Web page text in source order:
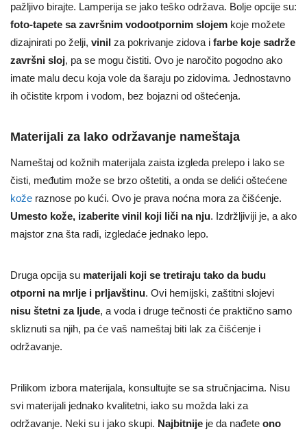
pažljivo birajte. Lamperija se jako teško održava. Bolje opcije su:
foto-tapete sa završnim vodootpornim slojem koje možete
dizajnirati po želji, vinil za pokrivanje zidova i farbe koje sadrže
završni sloj, pa se mogu čistiti. Ovo je naročito pogodno ako
imate malu decu koja vole da šaraju po zidovima. Jednostavno
ih očistite krpom i vodom, bez bojazni od oštećenja.
Materijali za lako održavanje nameštaja
Nameštaj od kožnih materijala zaista izgleda prelepo i lako se
čisti, međutim može se brzo oštetiti, a onda se delići oštećene
kože raznose po kući. Ovo je prava noćna mora za čišćenje.
Umesto kože, izaberite vinil koji liči na nju. Izdržljiviji je, a ako
majstor zna šta radi, izgledaće jednako lepo.
Druga opcija su materijali koji se tretiraju tako da budu
otporni na mrlje i prljavštinu. Ovi hemijski, zaštitni slojevi
nisu štetni za ljude, a voda i druge tečnosti će praktično samo
skliznuti sa njih, pa će vaš nameštaj biti lak za čišćenje i
održavanje.
Prilikom izbora materijala, konsultujte se sa stručnjacima. Nisu
svi materijali jednako kvalitetni, iako su možda laki za
održavanje. Neki su i jako skupi. Najbitnije je da nađete ono